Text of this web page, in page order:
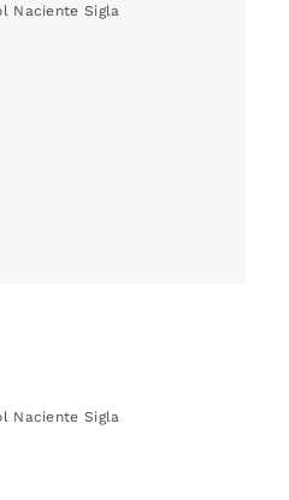
Naciente Sigla
Naciente Sigla